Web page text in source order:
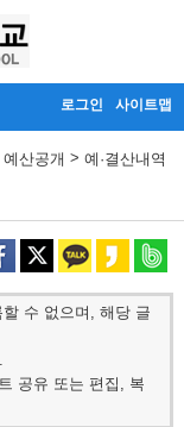
로그인 사이트맵
예산공개 > 예·결산내역
수 없으며, 해당 글
공유 또는 편집, 복